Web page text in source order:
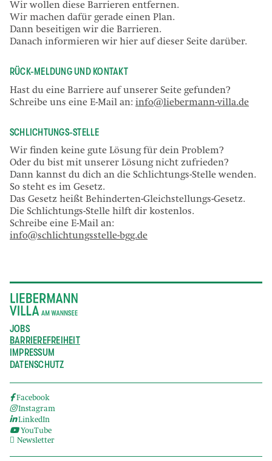
Wir wollen diese Barrieren entfernen.
Wir machen dafür gerade einen Plan.
Dann beseitigen wir die Barrieren.
Danach informieren wir hier auf dieser Seite darüber.
RÜCK-MELDUNG UND KONTAKT
Hast du eine Barriere auf unserer Seite gefunden?
Schreibe uns eine E-Mail an: info@liebermann-villa.de
SCHLICHTUNGS-STELLE
Wir finden keine gute Lösung für dein Problem?
Oder du bist mit unserer Lösung nicht zufrieden?
Dann kannst du dich an die Schlichtungs-Stelle wenden.
So steht es im Gesetz.
Das Gesetz heißt Behinderten-Gleichstellungs-Gesetz.
Die Schlichtungs-Stelle hilft dir kostenlos.
Schreibe eine E-Mail an:
info@schlichtungsstelle-bgg.de
JOBS
BARRIEREFREIHEIT
IMPRESSUM
DATENSCHUTZ
Facebook
Instagram
LinkedIn
YouTube
Newsletter